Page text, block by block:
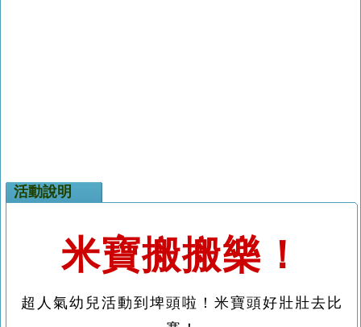
活動說明
米寶搬搬樂！
超人氣幼兒活動到埤頭啦！米寶頭好壯壯去比